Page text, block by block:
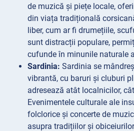
de muzică și piețe locale,
din viața tradițională
liber, cum ar fi drumețiile,
sunt distracții populare,
cufunde în minunile naturale
Sardinia: Sardinia se
vibrantă, cu baruri și cluburi
adresează atât localnicilor,
Evenimentele culturale ale
folclorice și concerte de
asupra tradițiilor și